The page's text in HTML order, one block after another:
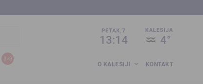
PETAK,7
13:14
KALESIJA
4°
O KALESIJI KONTAKT